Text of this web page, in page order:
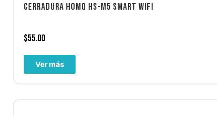
CERRADURA HOMQ HS-M5 SMART WIFI
$55.00
Ver más